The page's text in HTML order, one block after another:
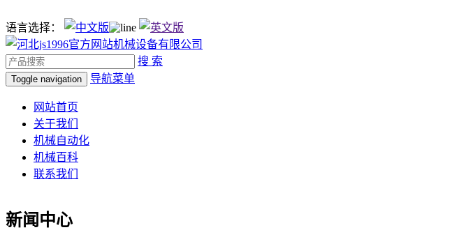
语言选择：
搜 索
Toggle navigation 导航菜单
网站首页
关于我们
机械自动化
机械百科
联系我们
新闻中心